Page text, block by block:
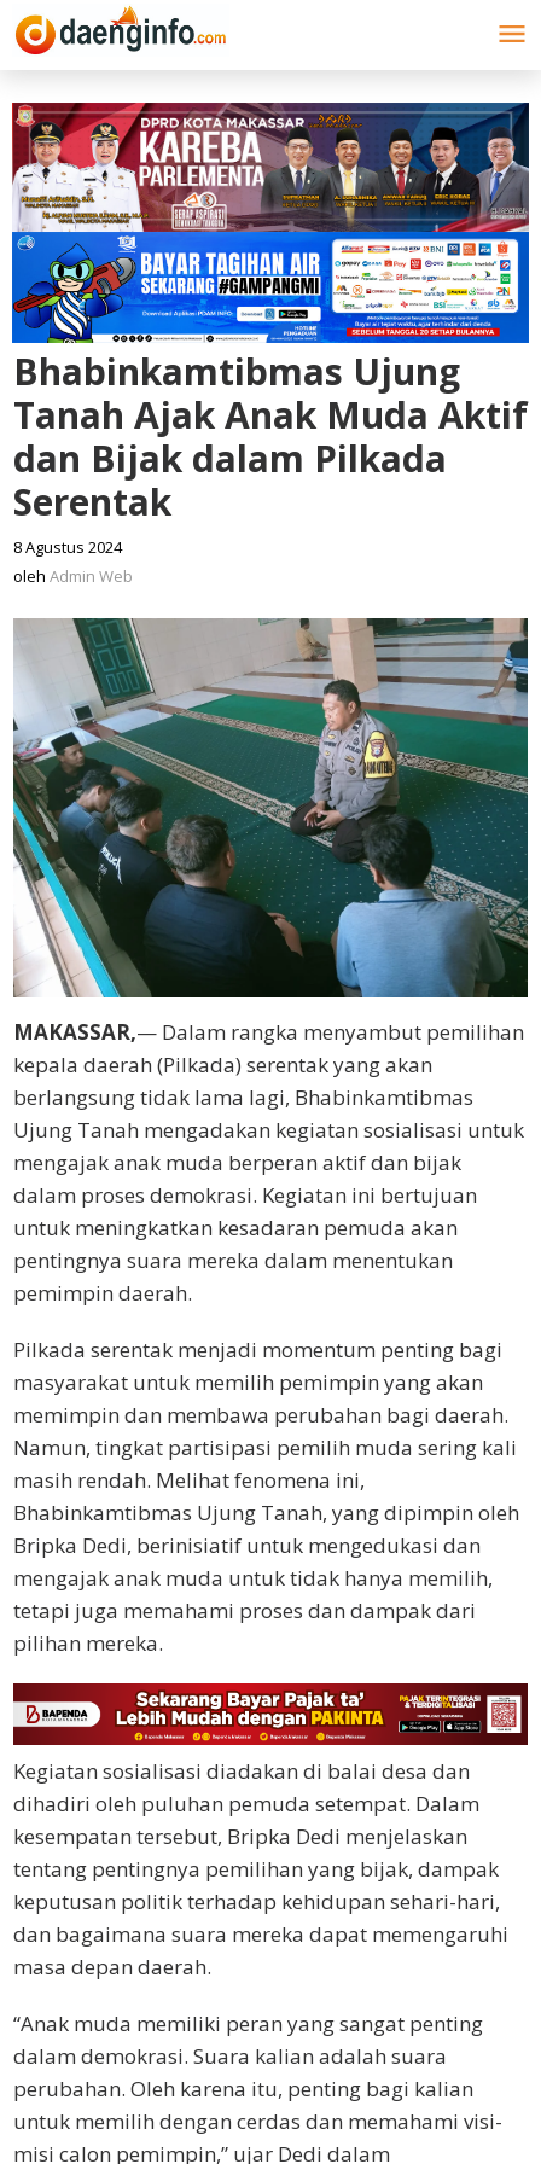
Lewati
ke
Bhabinkamtibmas Ujung
Tanah Ajak Anak Muda Aktif
dan Bijak dalam Pilkada
Serentak
8 Agustus 2024
oleh Admin Web
MAKASSAR,— Dalam rangka menyambut pemilihan
kepala daerah (Pilkada) serentak yang akan
berlangsung tidak lama lagi, Bhabinkamtibmas
Ujung Tanah mengadakan kegiatan sosialisasi untuk
mengajak anak muda berperan aktif dan bijak
dalam proses demokrasi. Kegiatan ini bertujuan
untuk meningkatkan kesadaran pemuda akan
pentingnya suara mereka dalam menentukan
pemimpin daerah.
Pilkada serentak menjadi momentum penting bagi
masyarakat untuk memilih pemimpin yang akan
memimpin dan membawa perubahan bagi daerah.
Namun, tingkat partisipasi pemilih muda sering kali
masih rendah. Melihat fenomena ini,
Bhabinkamtibmas Ujung Tanah, yang dipimpin oleh
Bripka Dedi, berinisiatif untuk mengedukasi dan
mengajak anak muda untuk tidak hanya memilih,
tetapi juga memahami proses dan dampak dari
pilihan mereka.
Kegiatan sosialisasi diadakan di balai desa dan
dihadiri oleh puluhan pemuda setempat. Dalam
kesempatan tersebut, Bripka Dedi menjelaskan
tentang pentingnya pemilihan yang bijak, dampak
keputusan politik terhadap kehidupan sehari-hari,
dan bagaimana suara mereka dapat memengaruhi
masa depan daerah.
“Anak muda memiliki peran yang sangat penting
dalam demokrasi. Suara kalian adalah suara
perubahan. Oleh karena itu, penting bagi kalian
untuk memilih dengan cerdas dan memahami visi-
misi calon pemimpin,” ujar Dedi dalam